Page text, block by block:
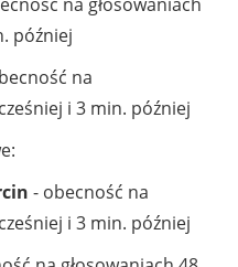
później
na
i 3 min. później
- obecność na
i 3 min. później